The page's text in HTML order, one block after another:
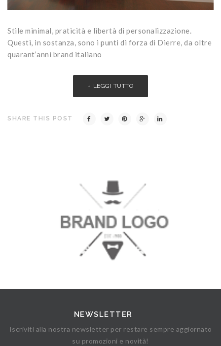
Stile minimal, praticità e libertà di personalizzazione.
Questi, in sostanza, sono i punti di forza di Dierre, da oltre
quarant’anni brand italiano
LEGGI TUTTO
SHARE THIS POST
NEWSLETTER
Iscriviti alla nostra newsletter per restare sempre aggiornato
su promozioni e novità!